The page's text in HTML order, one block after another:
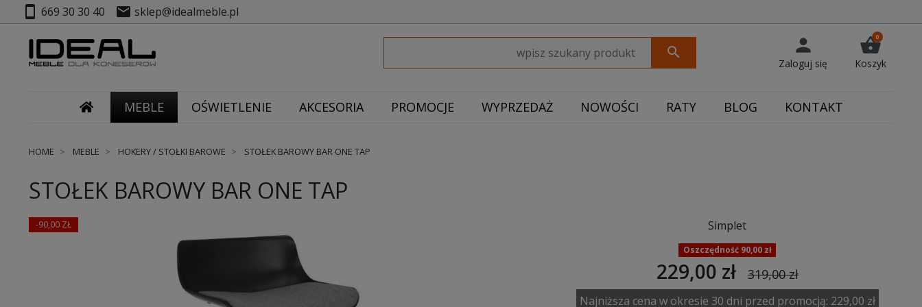
smartphone 669 30 30 40 mail sklep@idealmeble.pl
search person
Zaloguj się
shopping_basket
0
Koszyk
MEBLE OŚWIETLENIE AKCESORIA PROMOCJE WYPRZEDAŻ NOWOŚCI RATY BLOG KONTAKT
HOME MEBLE HOKERY / STOŁKI BAROWE STOŁEK BAROWY BAR ONE TAP
STOŁEK BAROWY BAR ONE TAP
-90,00 ZŁ Simplet
Oszczędność 90,00 zł
229,00 zł 319,00 zł
Najniższa cena w okresie 30 dni przed promocją: 229,00 zł